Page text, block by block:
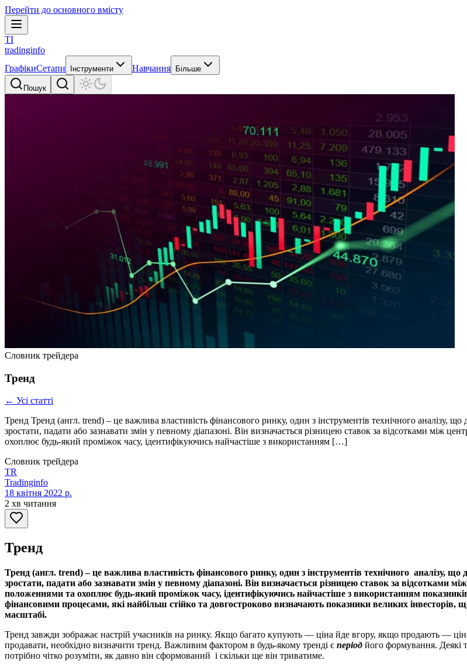
Перейти до основного вмісту
TI
tradinginfo
ГрафікиСетапи Інструменти Навчання Більше
Пошук
Словник трейдера
Тренд
← Усі статті
Тренд Тренд (англ. trend) – це важлива властивість фінансового ринку, один з інструментів технічного аналізу,
зростати, падати або зазнавати змін у певному діапазоні. Він визначається різницею ставок за відсотками між
охоплює будь-який проміжок часу, ідентифікуючись найчастіше з використанням […]
Словник трейдера
TR
Tradinginfo
18 квітня 2022 р.
2 хв читання
Тренд
Тренд (англ. trend) – це важлива властивість фінансового ринку, один з інструментів технічного аналізу,
зростати, падати або зазнавати змін у певному діапазоні. Він визначається різницею ставок за
положеннями та охоплює будь-який проміжок часу, ідентифікуючись найчастіше з використанням
фінансовими процесами, які найбільш стійко та довгостроково визначають показники великих
масштабі.
Тренд завжди зображає настрій учасників на ринку. Якщо багато купують — ціна йде вгору, якщо продають —
продавати, необхідно визначити тренд. Важливим фактором в будь-якому тренді є період його формування. Деякі
потрібно чітко розуміти, як давно він сформований і скільки ще він триватиме.